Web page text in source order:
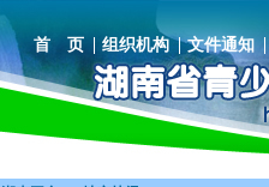
首 页 组织机构 文件通知